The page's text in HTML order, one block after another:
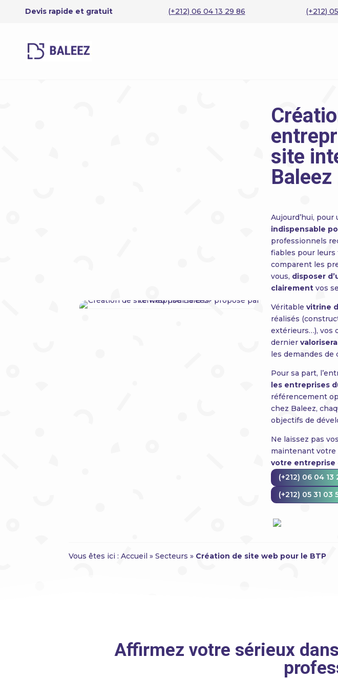
Devis rapide et gratuit (+212) 06 04 13 29 86 (+212)
site
Baleez
Aujourd’hui,
indispensable
professionnels
fiables pour leurs
comparent les
vous, disposer
clairement vos
Véritable vitrine
réalisés
extérieurs…), vos
dernier valorisera
les demandes de
Pour sa part,
les entreprises
référencement
chez Baleez,
objectifs de
Ne laissez pas
maintenant votre
votre entreprise
(+212) 06 04 13
(+212) 05 31 03
Vous êtes ici :Accueil »Secteurs » Création de site web pour le BTP
Affirmez votre sérieux